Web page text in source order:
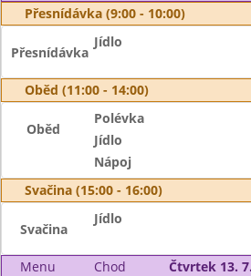
Přesnídávka (9:00 - 10:00)
Přesnídávka
Jídlo
Oběd (11:00 - 14:00)
Oběd
Polévka
Jídlo
Nápoj
Svačina (15:00 - 16:00)
Svačina
Jídlo
Menu Chod
Čtvrtek 13.